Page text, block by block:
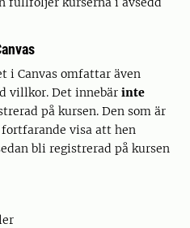
i Canvas omfattar även
villkor. Det innebär inte
på kursen. Den som är
visa att hen
bli registrerad på kursen